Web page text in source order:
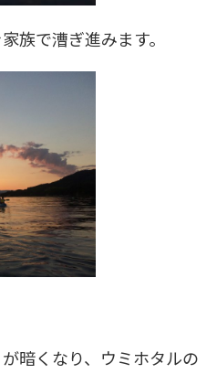
族で漕ぎ進みます。
暗くなり、ウミホタルの